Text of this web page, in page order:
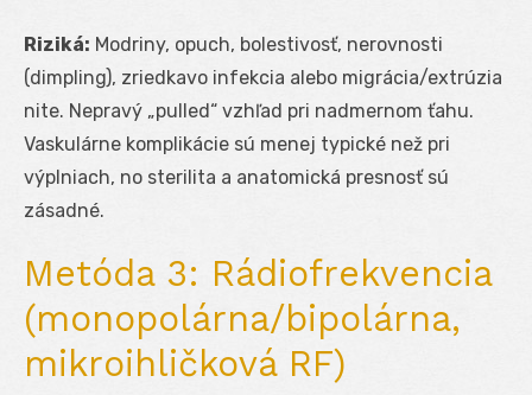
Riziká: Modriny, opuch, bolestivosť, nerovnosti
(dimpling), zriedkavo infekcia alebo migrácia/extrúzia
nite. Nepravý „pulled“ vzhľad pri nadmernom ťahu.
Vaskulárne komplikácie sú menej typické než pri
výplniach, no sterilita a anatomická presnosť sú
zásadné.
Metóda 3: Rádiofrekvencia
(monopolárna/bipolárna,
mikroihličková RF)